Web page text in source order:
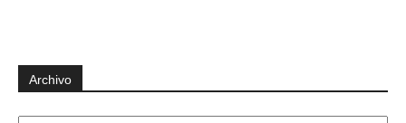
Archivo
Archivo